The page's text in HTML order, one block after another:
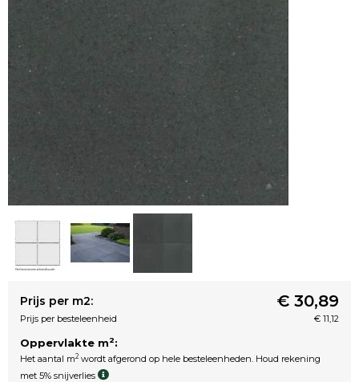
Prijs per m2: € 30,89
Prijs per besteleenheid € 11,12
Oppervlakte m2:
Het aantal m2 wordt afgerond op hele besteleenheden. Houd rekening
met 5% snijverlies